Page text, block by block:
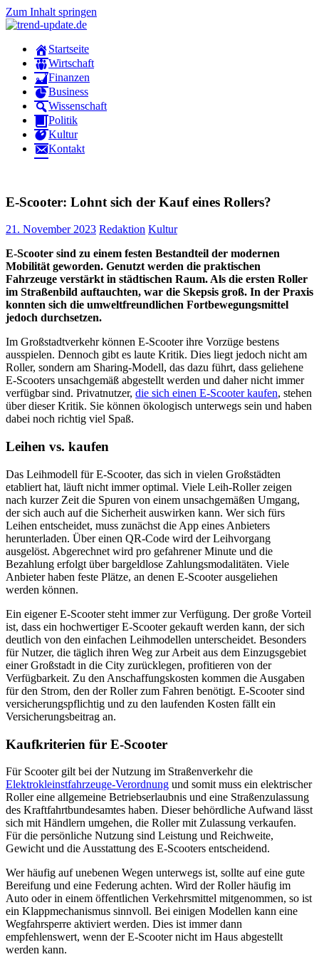
Zum Inhalt springen
trend-
update.de
Trends
News
Wirtschaft,
Wissenschaft
Politik
Startseite
Wirtschaft
Finanzen
Business
Wissenschaft
Politik
Kultur
Kontakt
E-Scooter: Lohnt sich der Kauf eines Rollers?
21. November 2023 Redaktion Kultur
E-Scooter sind zu einem festen Bestandteil der modernen
Mobilität geworden. Genutzt werden die praktischen
Fahrzeuge verstärkt in städtischen Raum. Als die ersten Roller
im Straßenbild auftauchten, war die Skepsis groß. In der Praxis
konnten sich die umweltfreundlichen Fortbewegungsmittel
jedoch durchsetzen.
Im Großstadtverkehr können E-Scooter ihre Vorzüge bestens
ausspielen. Dennoch gibt es laute Kritik. Dies liegt jedoch nicht am
Roller, sondern am Sharing-Modell, das dazu führt, dass geliehene
E-Scooters unsachgemäß abgestellt werden und daher nicht immer
verfügbar sind. Privatnutzer, die sich einen E-Scooter kaufen, stehen
über dieser Kritik. Sie können ökologisch unterwegs sein und haben
dabei noch richtig viel Spaß.
Leihen vs. kaufen
Das Leihmodell für E-Scooter, das sich in vielen Großstädten
etabliert hat, läuft nicht immer optimal. Viele Leih-Roller zeigen
nach kurzer Zeit die Spuren von einem unsachgemäßen Umgang,
der sich auch auf die Sicherheit auswirken kann. Wer sich fürs
Leihen entscheidet, muss zunächst die App eines Anbieters
herunterladen. Über einen QR-Code wird der Leihvorgang
ausgelöst. Abgerechnet wird pro gefahrener Minute und die
Bezahlung erfolgt über bargeldlose Zahlungsmodalitäten. Viele
Anbieter haben feste Plätze, an denen E-Scooter ausgeliehen
werden können.
Ein eigener E-Scooter steht immer zur Verfügung. Der große Vorteil
ist, dass ein hochwertiger E-Scooter gekauft werden kann, der sich
deutlich von den einfachen Leihmodellen unterscheidet. Besonders
für Nutzer, die täglich ihren Weg zur Arbeit aus dem Einzugsgebiet
einer Großstadt in die City zurücklegen, profitieren von der
Verfügbarkeit. Zu den Anschaffungskosten kommen die Ausgaben
für den Strom, den der Roller zum Fahren benötigt. E-Scooter sind
versicherungspflichtig und zu den laufenden Kosten fällt ein
Versicherungsbeitrag an.
Kaufkriterien für E-Scooter
Für Scooter gilt bei der Nutzung im Straßenverkehr die
Elektrokleinstfahrzeuge-Verordnung und somit muss ein elektrischer
Roller eine allgemeine Betriebserlaubnis und eine Straßenzulassung
des Kraftfahrtbundesamtes haben. Dieser behördliche Aufwand lässt
sich mit Händlern umgehen, die Roller mit Zulassung verkaufen.
Für die persönliche Nutzung sind Leistung und Reichweite,
Gewicht und die Ausstattung des E-Scooters entscheidend.
Wer häufig auf unebenen Wegen unterwegs ist, sollte auf eine gute
Bereifung und eine Federung achten. Wird der Roller häufig im
Auto oder in einem öffentlichen Verkehrsmittel mitgenommen, so ist
ein Klappmechanismus sinnvoll. Bei einigen Modellen kann eine
Wegfahrsperre aktiviert werden. Dies ist immer dann
empfehlenswert, wenn der E-Scooter nicht im Haus abgestellt
werden kann.